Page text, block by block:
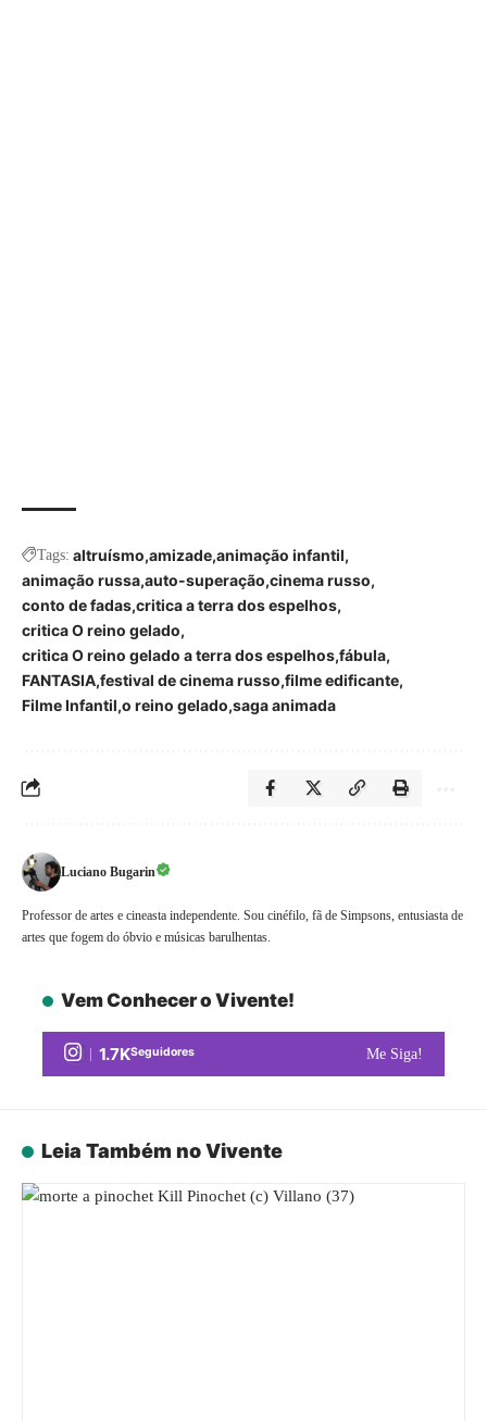
Tags: altruísmo amizade animação infantil
animação russa auto-superação cinema russo
conto de fadas critica a terra dos espelhos
critica O reino gelado
critica O reino gelado a terra dos espelhos fábula
FANTASIA festival de cinema russo filme edificante
Filme Infantil o reino gelado saga animada
Luciano Bugarin
Professor de artes e cineasta independente. Sou cinéfilo, fã de Simpsons, entusiasta de
artes que fogem do óbvio e músicas barulhentas.
Vem Conhecer o Vivente!
1.7KSeguidores Me Siga!
Leia Também no Vivente